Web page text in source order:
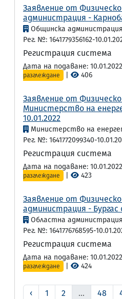
Заявление от
администрация -
Общинска
Рег. №: 1641779356162-
Регистрация система
Дата на подаване:
разглеждане
406
Заявление от
Министерство на
10.01.2022
Министерство на
Рег. №: 1641772099340-
Регистрация система
Дата на подаване:
разглеждане
423
Заявление от
администрация - Бургас
Областна
Рег. №: 1641776768595-
Регистрация система
Дата на подаване:
разглеждане
424
‹ 1 2 ... 48